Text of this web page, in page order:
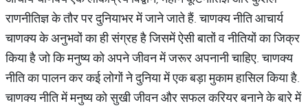
राणनीतिज्ञ के तौर पर दुनियाभर में जाने जाते हैं. चाणक्य नीति आचार्य
चाणक्य के अनुभवों का ही संग्रह है जिसमें ऐसी बातों व नीतियों का जिक्र
किया है जो कि मनुष्य को अपने जीवन में जरूर अपनानी चाहिए. चाणक्य
नीति का पालन कर कई लोगों ने दुनिया में एक बड़ा मुकाम हासिल किया है.
चाणक्य नीति में मनुष्य को सुखी जीवन और सफल करियर बनाने के बारे में